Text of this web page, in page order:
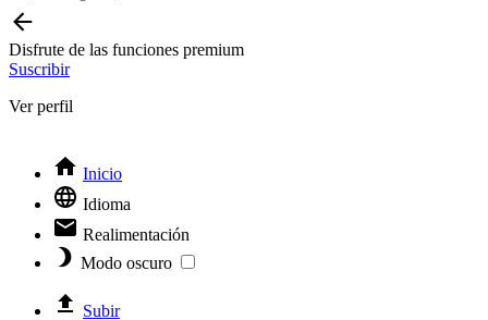
Disfrute de las funciones premium
Suscribir
Ver perfil
Inicio
Idioma
Realimentación
Modo oscuro
Subir